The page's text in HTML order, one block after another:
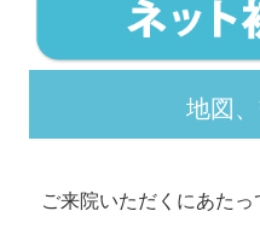
初診の方へ
地図
ご来院いただくにあたっ